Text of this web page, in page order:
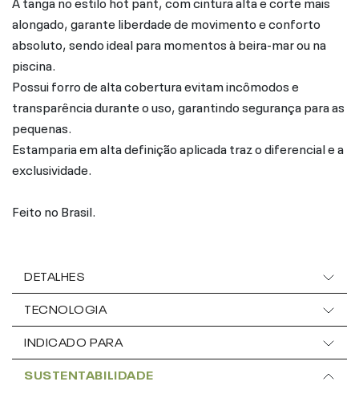
alongado, garante liberdade de movimento e conforto
absoluto, sendo ideal para momentos à beira-mar ou na
piscina.
Possui forro de alta cobertura evitam incômodos e
transparência durante o uso, garantindo segurança para as
pequenas.
Estamparia em alta definição aplicada traz o diferencial e a
exclusividade.
Feito no Brasil.
DETALHES
TECNOLOGIA
INDICADO PARA
SUSTENTABILIDADE